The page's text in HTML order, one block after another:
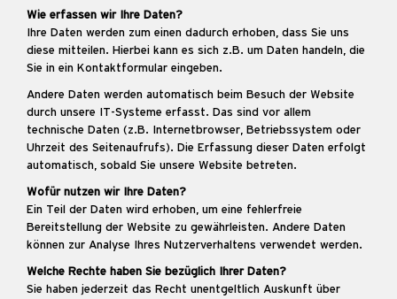
Wie erfassen wir Ihre Daten?
Ihre Daten werden zum einen dadurch erhoben, dass Sie uns
diese mitteilen. Hierbei kann es sich z.B. um Daten handeln, die
Sie in ein Kontaktformular eingeben.
Andere Daten werden automatisch beim Besuch der Website
durch unsere IT-Systeme erfasst. Das sind vor allem
technische Daten (z.B. Internetbrowser, Betriebssystem oder
Uhrzeit des Seitenaufrufs). Die Erfassung dieser Daten erfolgt
automatisch, sobald Sie unsere Website betreten.
Wofür nutzen wir Ihre Daten?
Ein Teil der Daten wird erhoben, um eine fehlerfreie
Bereitstellung der Website zu gewährleisten. Andere Daten
können zur Analyse Ihres Nutzerverhaltens verwendet werden.
Welche Rechte haben Sie bezüglich Ihrer Daten?
Sie haben jederzeit das Recht unentgeltlich Auskunft über